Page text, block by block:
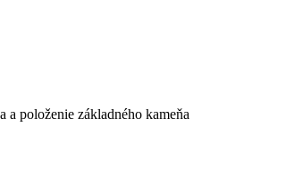
položenie základného kameňa